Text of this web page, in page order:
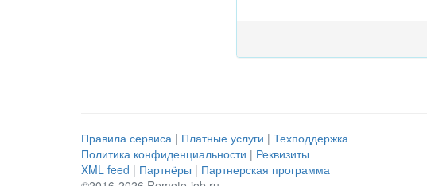
Правила сервиса | Платные услуги | Техподдержка
Политика конфиденциальности | Реквизиты
XML feed | Партнёры | Партнерская программа